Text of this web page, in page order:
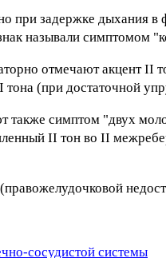
при задержке дыхания
называли симптомом
отмечают акцент II
(при достаточной
также симптом "двух
II тон во II
сосудистой системы